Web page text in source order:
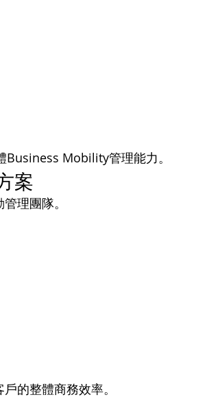
Mobility管理能力。
案
理團隊。
的整體商務效率。